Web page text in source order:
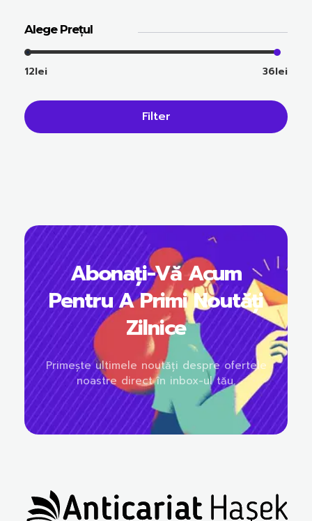
Alege Prețul
12lei 36lei
Filter
Abonați-Vă Acum
Pentru A Primi Noutăți
Zilnice
Primește ultimele noutăți despre ofertele
noastre direct în inbox-ul tău.